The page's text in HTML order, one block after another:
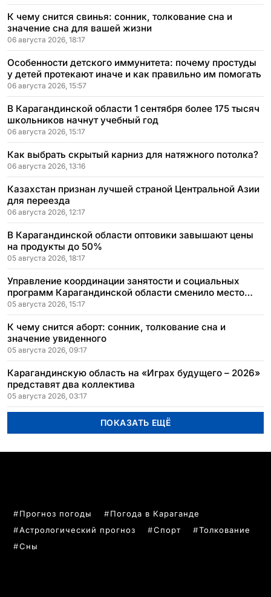
К чему снится свинья: сонник, толкование сна и
значение сна для вашей жизни
06 августа 2026, 18:17
Особенности детского иммунитета: почему простуды
у детей протекают иначе и как правильно им помогать
06 августа 2026, 15:57
В Карагандинской области 1 сентября более 175 тысяч
школьников начнут учебный год
06 августа 2026, 15:17
Как выбрать скрытый карниз для натяжного потолка?
06 августа 2026, 13:16
Казахстан признан лучшей страной Центральной Азии
для переезда
06 августа 2026, 12:17
В Карагандинской области оптовики завышают цены
на продукты до 50%
05 августа 2026, 18:17
Управление координации занятости и социальных
программ Карагандинской области сменило место
расположения
05 августа 2026, 15:17
К чему снится аборт: сонник, толкование сна и
значение увиденного
05 августа 2026, 09:17
Карагандинскую область на «Играх будущего – 2026»
представят два коллектива
05 августа 2026, 03:17
ПОКАЗАТЬ ЕЩЁ
Прогноз погоды
Погода в Караганде
Астрологический прогноз
Спорт
Толкование
Сны